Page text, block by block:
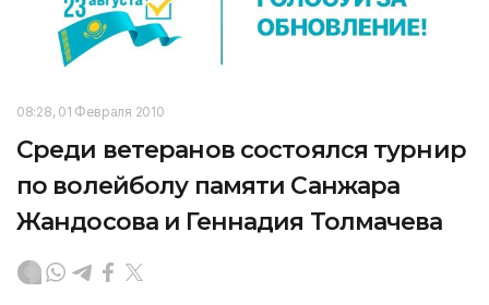
08:28, 01 Февраля 2010
Среди ветеранов состоялся турнир
по волейболу памяти Санжара
Жандосова и Геннадия Толмачева